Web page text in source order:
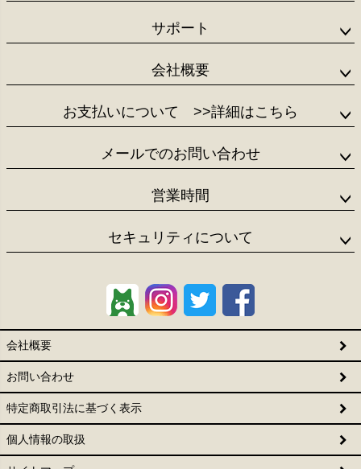
サポート
会社概要
お支払いについて >>詳細はこちら
メールでのお問い合わせ
営業時間
セキュリティについて
会社概要
お問い合わせ
特定商取引法に基づく表示
個人情報の取扱